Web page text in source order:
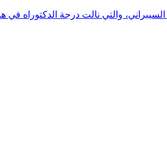
والتي نالت درجة الدكتوراه